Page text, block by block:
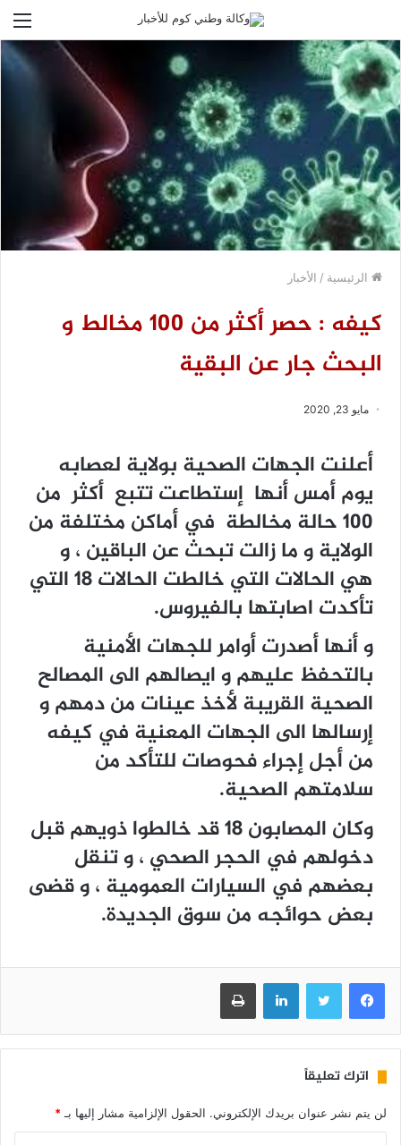
الرئيسية / الأخبار
كيفه : حصر أكثر من 100 مخالط و
البحث جار عن البقية
مايو 23, 2020
أعلنت الجهات الصحية بولاية لعصابه
يوم أمس أنها إستطاعت تتبع أكثر من
100 حالة مخالطة في أماكن مختلفة من
الولاية و ما زالت تبحث عن الباقين ، و
هي الحالات التي خالطت الحالات 18 التي
تأكدت اصابتها بالفيروس.
و أنها أصدرت أوامر للجهات الأمنية
بالتحفظ عليهم و ايصالهم الى المصالح
الصحية القريبة لأخذ عينات من دمهم و
إرسالها الى الجهات المعنية في كيفه
من أجل إجراء فحوصات للتأكد من
سلامتهم الصحية.
وكان المصابون 18 قد خالطوا ذويهم قبل
دخولهم في الحجر الصحي ، و تنقل
بعضهم في السيارات العمومية ، و قضى
بعض حوائجه من سوق الجديدة.
فيسبوك تويتر لينكدإن طباعة
اترك تعليقاً
لن يتم نشر عنوان بريدك الإلكتروني. الحقول الإلزامية مشار إليها بـ *